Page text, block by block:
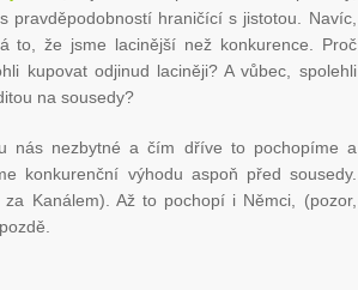
pravděpodobností hraničící s jistotou. Navíc,
to, že jsme lacinější než konkurence. Proč
kupovat odjinud laciněji? A vůbec, spolehli
na sousedy?
nás nezbytné a čím dříve to pochopíme a
konkurenční výhodu aspoň před sousedy.
Kanálem). Až to pochopí i Němci, (pozor,